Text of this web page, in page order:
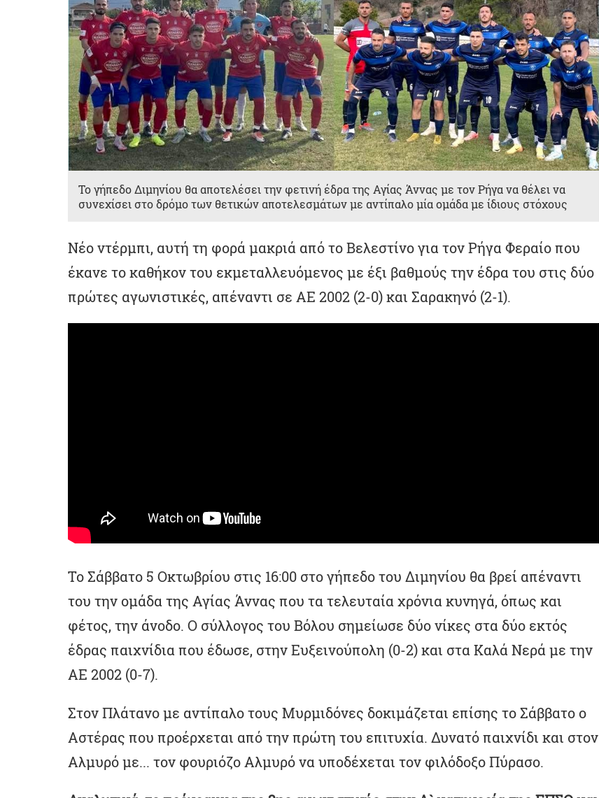
Το γήπεδο Διμηνίου θα αποτελέσει την φετινή έδρα της Αγίας Άννας με τον Ρήγα να θέλει να
συνεχίσει στο δρόμο των θετικών αποτελεσμάτων με αντίπαλο μία ομάδα με ίδιους στόχους
Νέο ντέρμπι, αυτή τη φορά μακριά από το Βελεστίνο για τον Ρήγα Φεραίο που
έκανε το καθήκον του εκμεταλλευόμενος με έξι βαθμούς την έδρα του στις δύο
πρώτες αγωνιστικές, απέναντι σε ΑΕ 2002 (2-0) και Σαρακηνό (2-1).
Το Σάββατο 5 Οκτωβρίου στις 16:00 στο γήπεδο του Διμηνίου θα βρεί απέναντι
του την ομάδα της Αγίας Άννας που τα τελευταία χρόνια κυνηγά, όπως και
φέτος, την άνοδο. Ο σύλλογος του Βόλου σημείωσε δύο νίκες στα δύο εκτός
έδρας παιχνίδια που έδωσε, στην Ευξεινούπολη (0-2) και στα Καλά Νερά με την
ΑΕ 2002 (0-7).
Στον Πλάτανο με αντίπαλο τους Μυρμιδόνες δοκιμάζεται επίσης το Σάββατο ο
Αστέρας που προέρχεται από την πρώτη του επιτυχία. Δυνατό παιχνίδι και στον
Αλμυρό με... τον φουριόζο Αλμυρό να υποδέχεται τον φιλόδοξο Πύρασο.